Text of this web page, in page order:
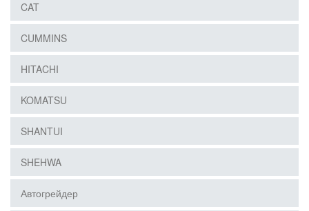
CAT
CUMMINS
HITACHI
KOMATSU
SHANTUI
SHEHWA
Автогрейдер